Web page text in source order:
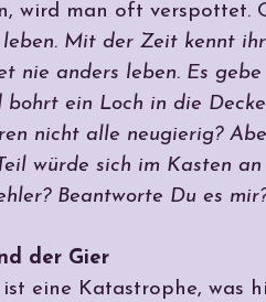
wird man oft verspottet.
Mit der Zeit kennt
anders leben. Es
ein Loch in die
nicht alle neugierig?
würde sich im Kasten
Beantworte Du es
der Gier
eine Katastrophe, was